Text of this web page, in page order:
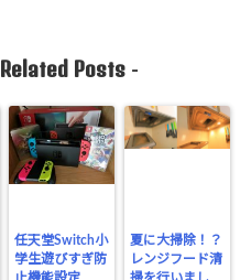
Related Posts-
任天堂Switch小
学生遊びすぎ防
夏に大掃除！？
レンジフード清